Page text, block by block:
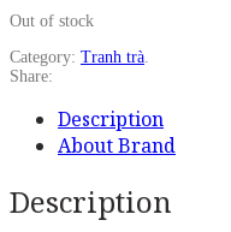
Out of stock
Category: Tranh trà
Share:
Description
About Brand
Description